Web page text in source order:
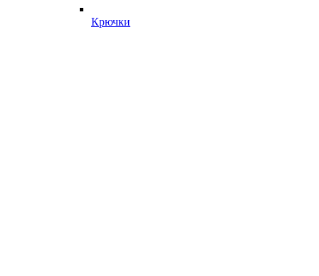
Крючки